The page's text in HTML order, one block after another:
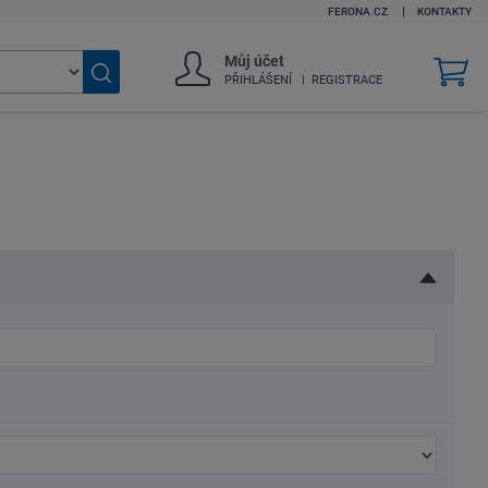
Vyhledat
Můj účet
PŘIHLÁŠENÍ REGISTRACE
v
FERONA.CZ KONTAKTY